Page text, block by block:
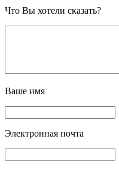
Что Вы хотели сказать?
Ваше имя
Электронная почта